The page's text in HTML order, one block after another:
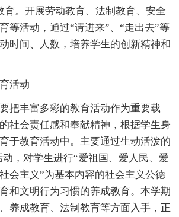
育。开展劳动教育、法制教育、安全
等活动，通过“请进来”、“走出去”等
时间、人数，培养学生的创新精神和
活动
把丰富多彩的教育活动作为重要载
社会责任感和奉献精神，根据学生身
于教育活动中。主要通过生动活泼的
，对学生进行“爱祖国、爱人民、爱
会主义”为基本内容的社会主义公德
和文明行为习惯的养成教育。本学期
养成教育、法制教育等方面入手，正